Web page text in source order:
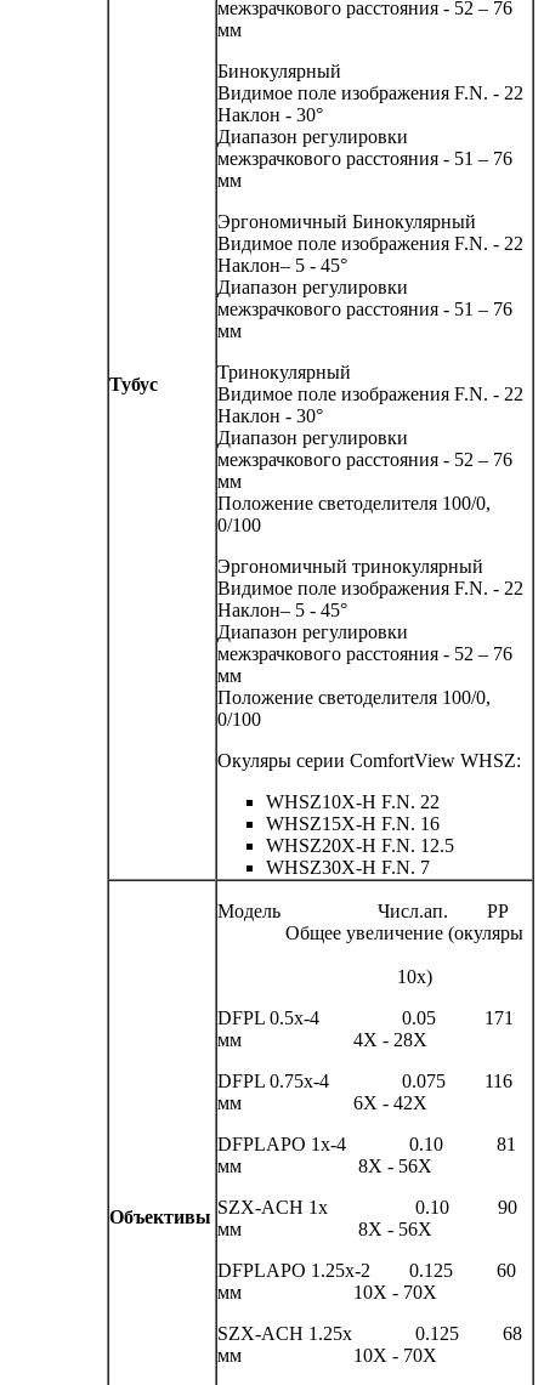
Тубус
межзрачкового расстояния - 52 – 76
мм
Бинокулярный
Видимое поле изображения F.N. - 22
Наклон - 30°
Диапазон регулировки
межзрачкового расстояния - 51 – 76
мм
Эргономичный Бинокулярный
Видимое поле изображения F.N. - 22
Наклон– 5 - 45°
Диапазон регулировки
межзрачкового расстояния - 51 – 76
мм
Тринокулярный
Видимое поле изображения F.N. - 22
Наклон - 30°
Диапазон регулировки
межзрачкового расстояния - 52 – 76
мм
Положение светоделителя 100/0,
0/100
Эргономичный тринокулярный
Видимое поле изображения F.N. - 22
Наклон– 5 - 45°
Диапазон регулировки
межзрачкового расстояния - 52 – 76
мм
Положение светоделителя 100/0,
0/100
Окуляры серии ComfortView WHSZ:
WHSZ10X-H F.N. 22
WHSZ15X-H F.N. 16
WHSZ20X-H F.N. 12.5
WHSZ30X-H F.N. 7
Объективы
Модель Числ.ап. РР
Общее увеличение (окуляры
10x)
DFPL 0.5x-4 0.05 171
мм 4X - 28X
DFPL 0.75x-4 0.075 116
мм 6X - 42X
DFPLAPO 1x-4 0.10 81
мм 8X - 56X
SZX-ACH 1x 0.10 90
мм 8X - 56X
DFPLAPO 1.25x-2 0.125 60
мм 10X - 70X
SZX-ACH 1.25x 0.125 68
мм 10X - 70X